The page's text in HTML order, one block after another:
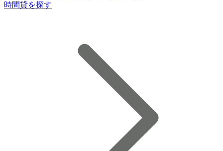
時間貸を探す